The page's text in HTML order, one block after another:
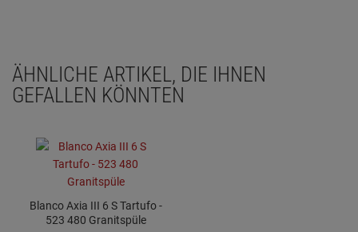
ÄHNLICHE ARTIKEL, DIE IHNEN
GEFALLEN KÖNNTEN
Blanco Axia III 6 S Tartufo -
523 480 Granitspüle